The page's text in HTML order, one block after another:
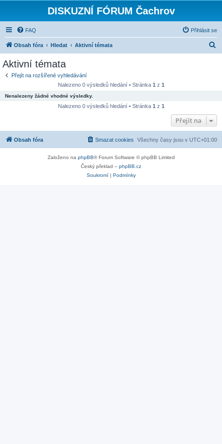
DISKUZNÍ FÓRUM Čachrov
FAQ Přihlásit se
Obsah fóra Hledat Aktivní témata
Aktivní témata
Přejít na rozšířené vyhledávání
Nalezeno 0 výsledků hledání • Stránka 1 z 1
Nenalezeny žádné vhodné výsledky.
Nalezeno 0 výsledků hledání • Stránka 1 z 1
Přejít na
Obsah fóra Všechny časy jsou v UTC+01:00
Smazat cookies
Založeno na phpBB® Forum Software © phpBB Limited
Český překlad – phpBB.cz
Soukromí| Podmínky